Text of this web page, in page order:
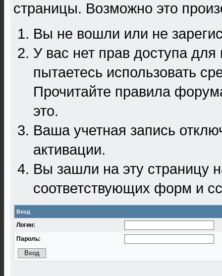
страницы. Возможно это
Вы не вошли или не
У вас нет прав доступа
пытаетесь использовать
Прочитайте правила
это.
Ваша учетная запись
активации.
Вы зашли на эту
соответствующих форм и
Вход
Логин:
Пароль: